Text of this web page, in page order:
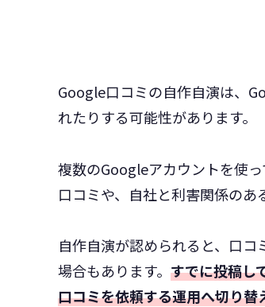
Google口コミの自作自演は、
れたりする可能性があります。
複数のGoogleアカウントを使
口コミや、自社と利害関係のあ
自作自演が認められると、口
場合もあります。 すでに投稿し
口コミを依頼する運用へ切り替